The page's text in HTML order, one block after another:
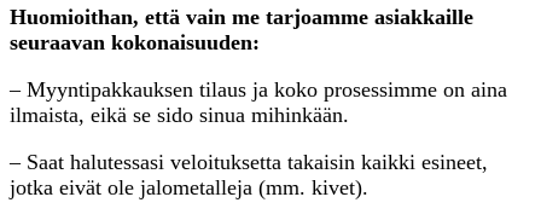
Huomioithan, että vain me tarjoamme asiakkaille
seuraavan kokonaisuuden:
– Myyntipakkauksen tilaus ja koko prosessimme on aina
ilmaista, eikä se sido sinua mihinkään.
– Saat halutessasi veloituksetta takaisin kaikki esineet,
jotka eivät ole jalometalleja (mm. kivet).